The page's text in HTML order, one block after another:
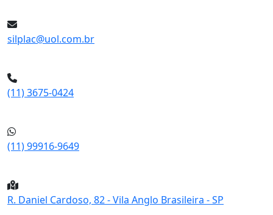
silplac@uol.com.br
(11) 3675-0424
(11) 99916-9649
R. Daniel Cardoso, 82 - Vila Anglo Brasileira - SP